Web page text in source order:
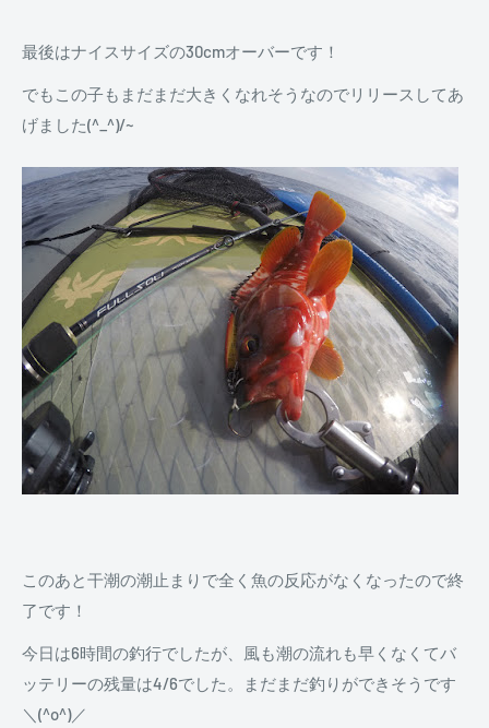
最後はナイスサイズの30cmオーバーです！
でもこの子もまだまだ大きくなれそうなのでリリースしてあ
げました(^_^)/~
このあと干潮の潮止まりで全く魚の反応がなくなったので終
了です！
今日は6時間の釣行でしたが、風も潮の流れも早くなくてバ
ッテリーの残量は4/6でした。まだまだ釣りができそうです
＼(^o^)／